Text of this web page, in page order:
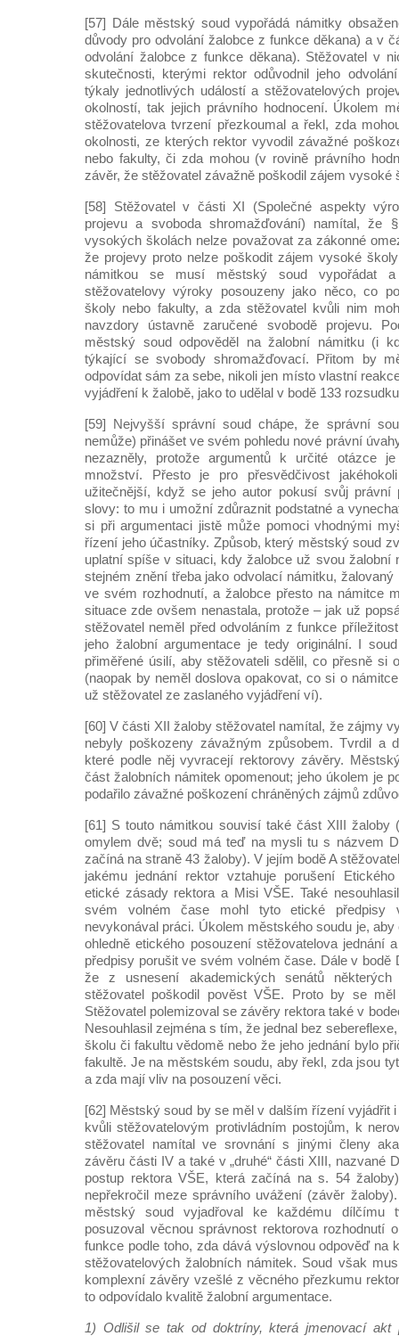
[57] Dále městský soud vypořádá námitky
důvody pro odvolání žalobce z funkce děkana) a v
odvolání žalobce z funkce děkana). Stěžovatel v
skutečnosti, kterými rektor odůvodnil jeho
týkaly jednotlivých událostí a stěžovatelových
okolností, tak jejich právního hodnocení. Úkolem
stěžovatelova tvrzení přezkoumal a řekl, zda
okolnosti, ze kterých rektor vyvodil závažné
nebo fakulty, či zda mohou (v rovině právního
závěr, že stěžovatel závažně poškodil zájem vysoké
[58] Stěžovatel v části XI (Společné aspekty
projevu a svoboda shromažďování) namítal, že
vysokých školách nelze považovat za zákonné
že projevy proto nelze poškodit zájem vysoké
námitkou se musí městský soud vypořádat
stěžovatelovy výroky posouzeny jako něco, co
školy nebo fakulty, a zda stěžovatel kvůli nim
navzdory ústavně zaručené svobodě projevu.
městský soud odpověděl na žalobní námitku (i
týkající se svobody shromažďovací. Přitom by
odpovídat sám za sebe, nikoli jen místo vlastní
vyjádření k žalobě, jako to udělal v bodě 133
[59] Nejvyšší správní soud chápe, že správní
nemůže) přinášet ve svém pohledu nové právní
nezazněly, protože argumentů k určité otázce
množství. Přesto je pro přesvědčivost
užitečnější, když se jeho autor pokusí svůj právní
slovy: to mu i umožní zdůraznit podstatné a
si při argumentaci jistě může pomoci vhodnými
řízení jeho účastníky. Způsob, který městský soud
uplatní spíše v situaci, kdy žalobce už svou žalobní
stejném znění třeba jako odvolací námitku, žalovaný
ve svém rozhodnutí, a žalobce přesto na námitce
situace zde ovšem nenastala, protože – jak už
stěžovatel neměl před odvoláním z funkce
jeho žalobní argumentace je tedy originální. I
přiměřené úsilí, aby stěžovateli sdělil, co přesně si
(naopak by neměl doslova opakovat, co si o
už stěžovatel ze zaslaného vyjádření ví).
[60] V části XII žaloby stěžovatel namítal, že zájmy
nebyly poškozeny závažným způsobem. Tvrdil a
které podle něj vyvracejí rektorovy závěry.
část žalobních námitek opomenout; jeho úkolem je
podařilo závažné poškození chráněných zájmů
[61] S touto námitkou souvisí také část XIII žaloby
omylem dvě; soud má teď na mysli tu s názvem
začíná na straně 43 žaloby). V jejím bodě A
jakému jednání rektor vztahuje porušení
etické zásady rektora a Misi VŠE. Také
svém volném čase mohl tyto etické předpisy
nevykonával práci. Úkolem městského soudu je, aby
ohledně etického posouzení stěžovatelova jednání
předpisy porušit ve svém volném čase. Dále v bodě
že z usnesení akademických senátů
stěžovatel poškodil pověst VŠE. Proto by se
Stěžovatel polemizoval se závěry rektora také v
Nesouhlasil zejména s tím, že jednal bez
školu či fakultu vědomě nebo že jeho jednání bylo
fakultě. Je na městském soudu, aby řekl, zda jsou
a zda mají vliv na posouzení věci.
[62] Městský soud by se měl v dalším řízení vyjádřit
kvůli stěžovatelovým protivládním postojům, k
stěžovatel namítal ve srovnání s jinými členy
závěru části IV a také v „druhé“ části XIII, nazvané
postup rektora VŠE, která začíná na s. 54
nepřekročil meze správního uvážení (závěr
městský soud vyjadřoval ke každému dílčímu
posuzoval věcnou správnost rektorova rozhodnutí
funkce podle toho, zda dává výslovnou odpověď na
stěžovatelových žalobních námitek. Soud však
komplexní závěry vzešlé z věcného přezkumu
to odpovídalo kvalitě žalobní argumentace.
1) Odlišil se tak od doktríny, která jmenovací akt